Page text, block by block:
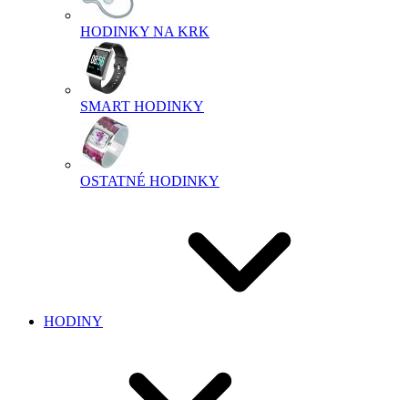
HODINKY NA KRK
SMART HODINKY
OSTATNÉ HODINKY
HODINY